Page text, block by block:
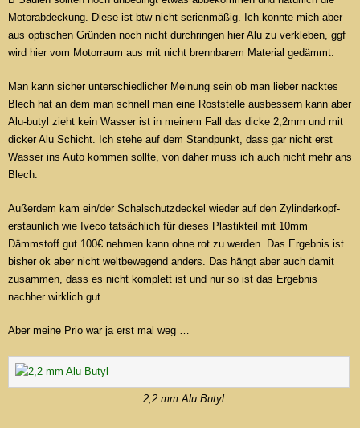
Motorabdeckung. Diese ist btw nicht serienmäßig. Ich konnte mich aber
aus optischen Gründen noch nicht durchringen hier Alu zu verkleben, ggf
wird hier vom Motorraum aus mit nicht brennbarem Material gedämmt.
Man kann sicher unterschiedlicher Meinung sein ob man lieber nacktes
Blech hat an dem man schnell man eine Roststelle ausbessern kann aber
Alu-butyl zieht kein Wasser ist in meinem Fall das dicke 2,2mm und mit
dicker Alu Schicht. Ich stehe auf dem Standpunkt, dass gar nicht erst
Wasser ins Auto kommen sollte, von daher muss ich auch nicht mehr ans
Blech.
Außerdem kam ein/der Schalschutzdeckel wieder auf den Zylinderkopf-
erstaunlich wie Iveco tatsächlich für dieses Plastikteil mit 10mm
Dämmstoff gut 100€ nehmen kann ohne rot zu werden. Das Ergebnis ist
bisher ok aber nicht weltbewegend anders. Das hängt aber auch damit
zusammen, dass es nicht komplett ist und nur so ist das Ergebnis
nachher wirklich gut.
Aber meine Prio war ja erst mal weg …
2,2 mm Alu Butyl